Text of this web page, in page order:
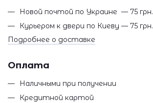
Новой почтой по Украине — 75 грн.
Курьером к двери по Киеву — 75 грн.
Подробнее о доставке
Оплата
Наличными при получении
Кредитной картой